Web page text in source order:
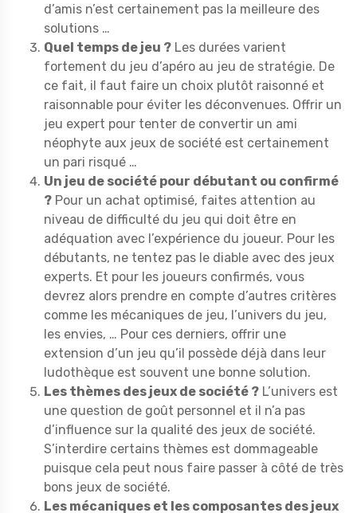
d’amis n’est certainement pas la meilleure des
solutions …
Quel temps de jeu ? Les durées varient
fortement du jeu d’apéro au jeu de stratégie. De
ce fait, il faut faire un choix plutôt raisonné et
raisonnable pour éviter les déconvenues. Offrir un
jeu expert pour tenter de convertir un ami
néophyte aux jeux de société est certainement
un pari risqué …
Un jeu de société pour débutant ou confirmé
? Pour un achat optimisé, faites attention au
niveau de difficulté du jeu qui doit être en
adéquation avec l’expérience du joueur. Pour les
débutants, ne tentez pas le diable avec des jeux
experts. Et pour les joueurs confirmés, vous
devrez alors prendre en compte d’autres critères
comme les mécaniques de jeu, l’univers du jeu,
les envies, … Pour ces derniers, offrir une
extension d’un jeu qu’il possède déjà dans leur
ludothèque est souvent une bonne solution.
Les thèmes des jeux de société ? L’univers est
une question de goût personnel et il n’a pas
d’influence sur la qualité des jeux de société.
S’interdire certains thèmes est dommageable
puisque cela peut nous faire passer à côté de très
bons jeux de société.
Les mécaniques et les composantes des jeux